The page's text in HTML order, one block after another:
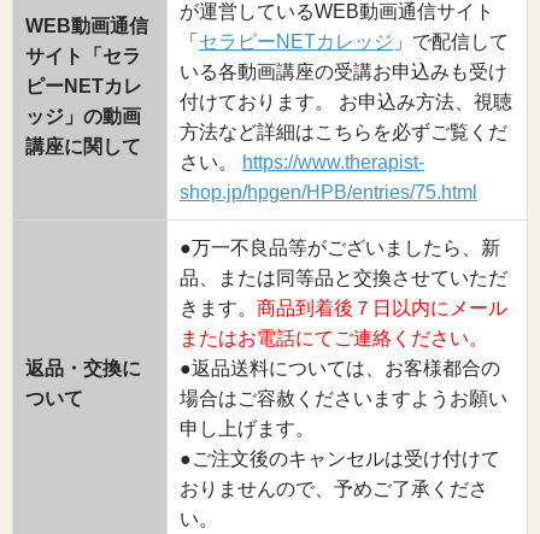
WEB動画通信
サイト「セラ
ピーNETカレ
ッジ」の動画
講座に関して
が運営しているWEB動画通信サイト
「 セラピーNETカレッジ 」で配信して
いる各動画講座の受講お申込みも受け
付けております。 お申込み方法、視聴
方法など詳細はこちらを必ずご覧くだ
さい。
https://www.therapist-
shop.jp/hpgen/HPB/entries/75.html
返品・交換に
ついて
●万一不良品等がございましたら、新
品、または同等品と交換させていただ
きます。 商品到着後７日以内にメール
またはお電話にてご連絡ください。
●返品送料については、お客様都合の
場合はご容赦くださいますようお願い
申し上げます。
●ご注文後のキャンセルは受け付けて
おりませんので、予めご了承くださ
い。